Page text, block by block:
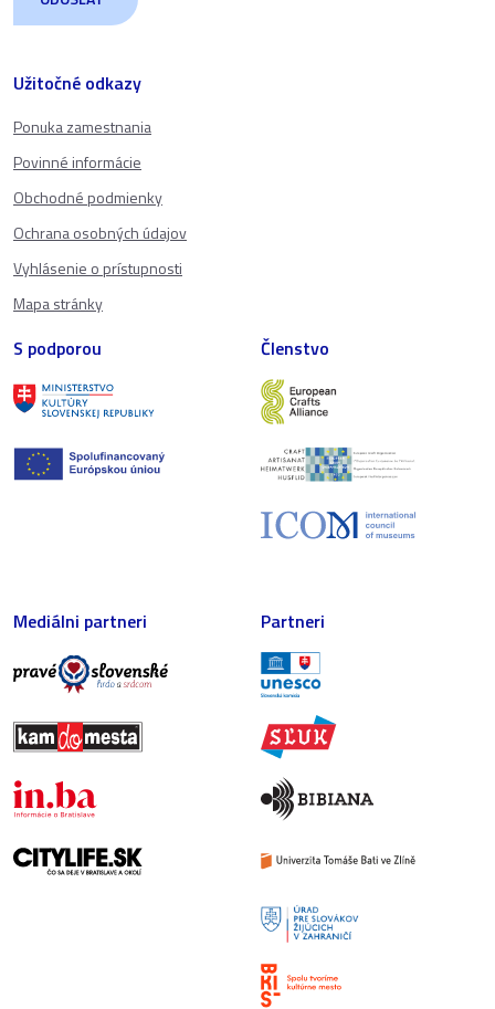
Užitočné odkazy
Ponuka zamestnania
Povinné informácie
Obchodné podmienky
Ochrana osobných údajov
Vyhlásenie o prístupnosti
Mapa stránky
S podporou Členstvo
Mediálni partneri Partneri